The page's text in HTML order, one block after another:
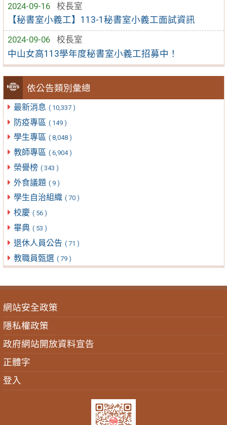
2024-09-16
校長室
【秘書室小義工】113-1秘書室小義工面試資訊
2024-09-06
校長室
中山女高113學年度秘書室小義工招募中！
依公告類別彙總
最新消息 ( 10,337 )
防疫專區 ( 149 )
學生專區 ( 8,048 )
教師專區 ( 6,904 )
榮譽榜 ( 343 )
外食議題 ( 9 )
學生自治組織 ( 70 )
校慶 ( 56 )
畢典 ( 53 )
退休人員公告 ( 71 )
教職員甄選 ( 79 )
網站安全政策
隱私權政策
政府網站開放資料宣告
正體字
登入